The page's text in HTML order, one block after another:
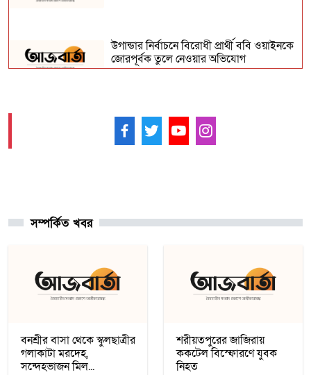
উগান্ডার নির্বাচনে বিরোধী প্রার্থী ববি ওয়াইনকে
জোরপূর্বক তুলে নেওয়ার অভিযোগ
বিহারে সড়ক দুর্ঘটনায় সপ্তম শ্রেণির ছাত্র নিহত,
সাহায্যের বদলে মাছ লুট
আলোচনা
সম্পর্কিত খবর
বনশ্রীর বাসা থেকে স্কুলছাত্রীর
গলাকাটা মরদেহ,
সন্দেহভাজন মিল...
শরীয়তপুরের জাজিরায়
ককটেল বিস্ফোরণে যুবক
নিহত